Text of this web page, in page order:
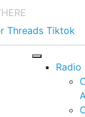
Threads Tiktok
Radio